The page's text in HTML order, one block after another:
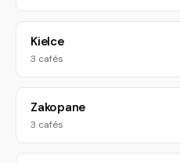
Kielce
3 cafés
Zakopane
3 cafés